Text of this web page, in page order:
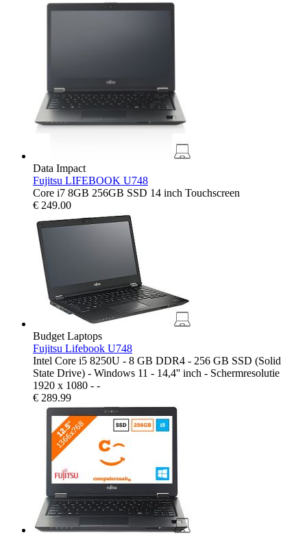
Data Impact
Fujitsu LIFEBOOK U748
Core i7 8GB 256GB SSD 14 inch Touchscreen
€ 249.00
Budget Laptops
Fujitsu Lifebook U748
Intel Core i5 8250U - 8 GB DDR4 - 256 GB SSD (Solid
State Drive) - Windows 11 - 14,4'' inch - Schermresolutie
1920 x 1080 - -
€ 289.99